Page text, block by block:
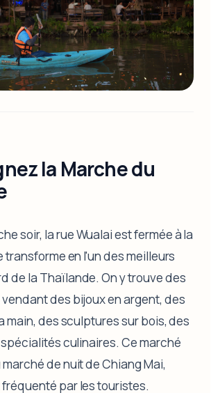
la Marche du
soir, la rue Wualai est fermée à la
en l'un des meilleurs
de la Thaïlande. On y trouve des
des bijoux en argent, des
main, des sculptures sur bois, des
culinaires. Ce marché
de nuit de Chiang Mai,
par les touristes.